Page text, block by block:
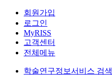
회원가입
로그인
MyRISS
고객센터
전체메뉴
학술연구정보서비스 검색